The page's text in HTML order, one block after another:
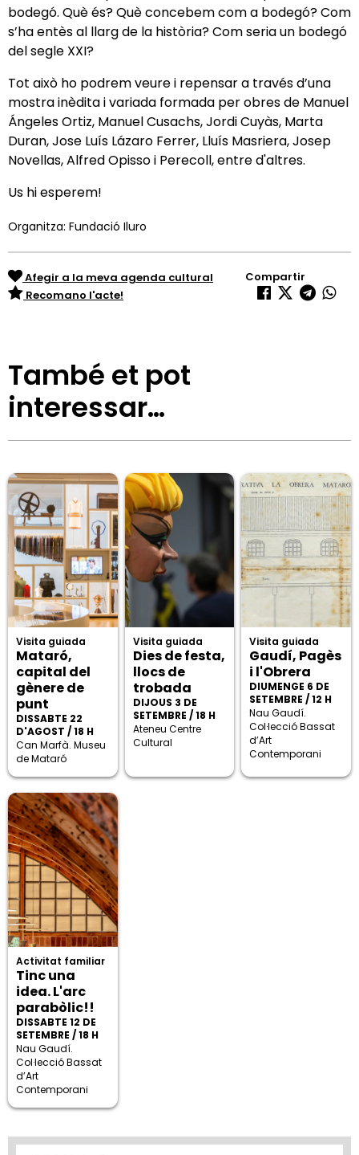
bodegó. Què és? Què concebem com a bodegó? Com
s’ha entès al llarg de la història? Com seria un bodegó
del segle XXI?
Tot això ho podrem veure i repensar a través d’una
mostra inèdita i variada formada per obres de Manuel
Ángeles Ortiz, Manuel Cusachs, Jordi Cuyàs, Marta
Duran, Jose Luís Lázaro Ferrer, Lluís Masriera, Josep
Novellas, Alfred Opisso i Perecoll, entre d'altres.
Us hi esperem!
Organitza: Fundació Iluro
Afegir a la meva agenda cultural
Recomano l'acte!
Compartir
També et pot
interessar…
Visita guiada
Mataró,
capital del
gènere de
punt
DISSABTE 22
D'AGOST / 18 H
Can Marfà. Museu
de Mataró
Visita guiada
Dies de festa,
llocs de
trobada
DIJOUS 3 DE
SETEMBRE / 18 H
Ateneu Centre
Cultural
Visita guiada
Gaudí, Pagès
i l'Obrera
DIUMENGE 6 DE
SETEMBRE / 12 H
Nau Gaudí.
Col·lecció Bassat
d’Art
Contemporani
Activitat familiar
Tinc una
idea. L'arc
parabòlic!!
DISSABTE 12 DE
SETEMBRE / 18 H
Nau Gaudí.
Col·lecció Bassat
d’Art
Contemporani